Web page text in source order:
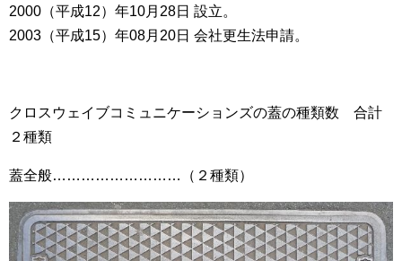
2000（平成12）年10月28日 設立。
2003（平成15）年08月20日 会社更生法申請。
クロスウェイブコミュニケーションズの蓋の種類数 合計
２種類
蓋全般………………………（２種類）